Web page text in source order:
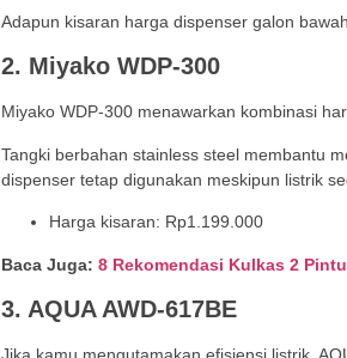
Adapun kisaran harga dispenser galon
2. Miyako WDP-300
Miyako WDP-300 menawarkan kombinasi
Tangki berbahan stainless steel membantu
dispenser tetap digunakan meskipun listrik
Harga kisaran: Rp1.199.000
Baca Juga: 8 Rekomendasi Kulkas 2
3. AQUA AWD-617BE